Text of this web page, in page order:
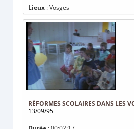
Lieux : Vosges
RÉFORMES SCOLAIRES DANS LES
13/09/95